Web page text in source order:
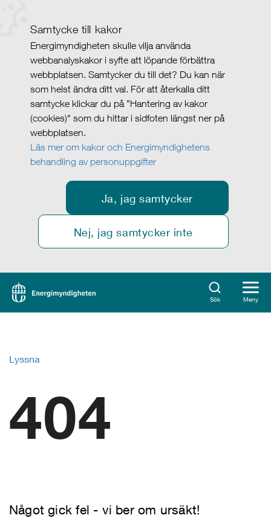
Samtycke till kakor
Energimyndigheten skulle vilja använda
webbanalyskakor i syfte att löpande förbättra
webbplatsen. Samtycker du till det? Du kan när
som helst ändra ditt val. För att återkalla ditt
samtycke klickar du på ”Hantering av kakor
(cookies)" som du hittar i sidfoten längst ner på
webbplatsen.
Läs mer om kakor och Energimyndighetens
behandling av personuppgifter
Ja, jag samtycker
Nej, jag samtycker inte
Sök Meny
Lyssna
404
Något gick fel - vi ber om ursäkt!